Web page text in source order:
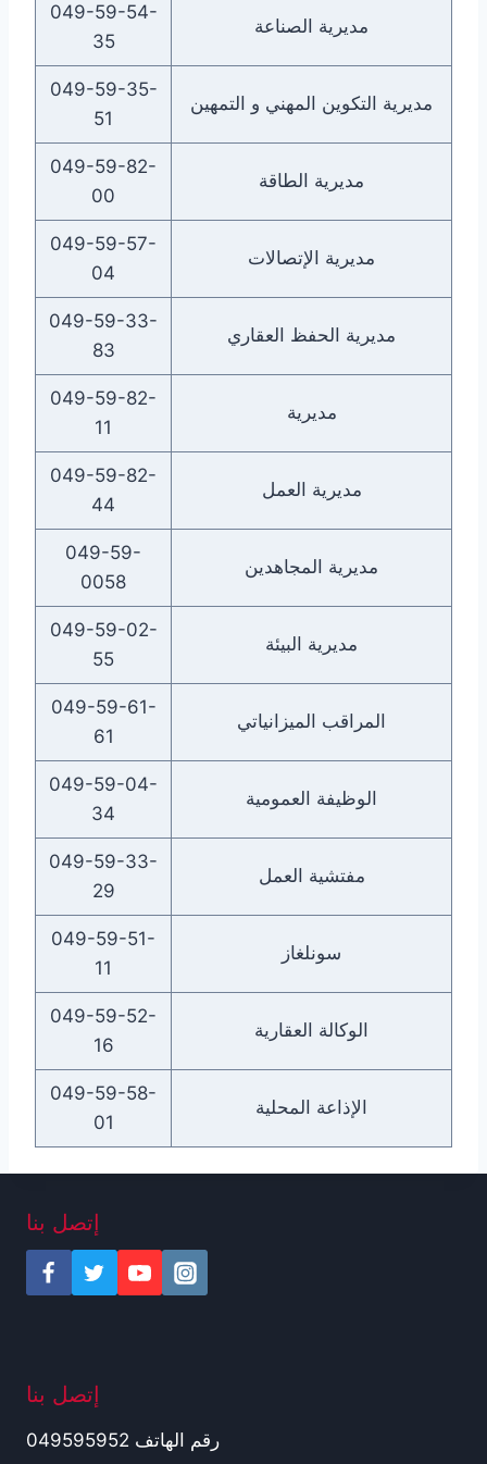
049-59-54-
35
مديرية الصناعة
049-59-35-
51
مديرية التكوين المهني و التمهين
049-59-82-
00
مديرية الطاقة
049-59-57-
04
مديرية الإتصالات
049-59-33-
83
مديرية الحفظ العقاري
049-59-82-
11
مديرية
049-59-82-
44
مديرية العمل
049-59-
0058
مديرية المجاهدين
049-59-02-
55
مديرية البيئة
049-59-61-
61
المراقب الميزانياتي
049-59-04-
34
الوظيفة العمومية
049-59-33-
29
مفتشية العمل
049-59-51-
11
سونلغاز
049-59-52-
16
الوكالة العقارية
049-59-58-
01
الإذاعة المحلية
إتصل بنا
إتصل بنا
رقم الهاتف 049595952